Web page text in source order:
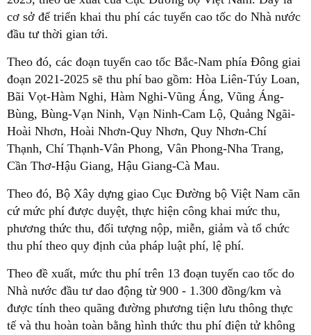
cơ sở để triển khai thu phí các tuyến cao tốc do Nhà nước
đầu tư thời gian tới.
Theo đó, các đoạn tuyến cao tốc Bắc-Nam phía Đông giai
đoạn 2021-2025 sẽ thu phí bao gồm: Hòa Liên-Túy Loan,
Bãi Vọt-Hàm Nghi, Hàm Nghi-Vũng Áng, Vũng Áng-
Bùng, Bùng-Vạn Ninh, Vạn Ninh-Cam Lộ, Quảng Ngãi-
Hoài Nhơn, Hoài Nhơn-Quy Nhơn, Quy Nhơn-Chí
Thạnh, Chí Thạnh-Vân Phong, Vân Phong-Nha Trang,
Cần Thơ-Hậu Giang, Hậu Giang-Cà Mau.
Theo đó, Bộ Xây dựng giao Cục Đường bộ Việt Nam căn
cứ mức phí được duyệt, thực hiện công khai mức thu,
phương thức thu, đối tượng nộp, miễn, giảm và tổ chức
thu phí theo quy định của pháp luật phí, lệ phí.
Theo đề xuất, mức thu phí trên 13 đoạn tuyến cao tốc do
Nhà nước đầu tư dao động từ 900 - 1.300 đồng/km và
được tính theo quãng đường phương tiện lưu thông thực
tế và thu hoàn toàn bằng hình thức thu phí điện tử không